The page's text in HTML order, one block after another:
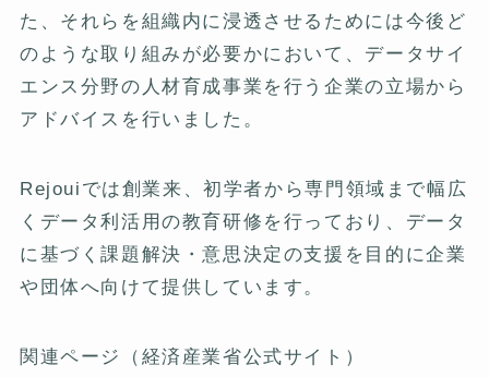
た、それらを組織内に浸透させるためには今後ど
のような取り組みが必要かにおいて、データサイ
エンス分野の人材育成事業を行う企業の立場から
アドバイスを行いました。
Rejouiでは創業来、初学者から専門領域まで幅広
くデータ利活用の教育研修を行っており、データ
に基づく課題解決・意思決定の支援を目的に企業
や団体へ向けて提供しています。
関連ページ（経済産業省公式サイト）